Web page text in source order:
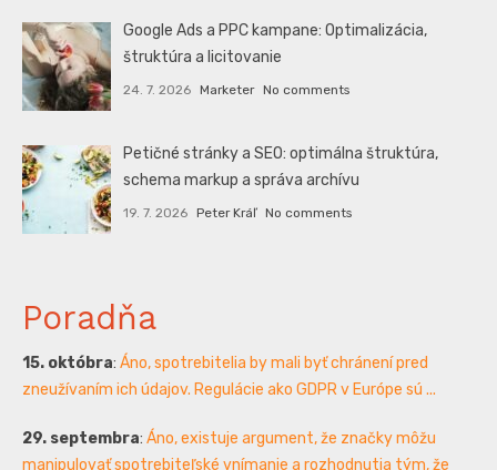
Google Ads a PPC kampane: Optimalizácia,
štruktúra a licitovanie
24. 7. 2026 Marketer No comments
Petičné stránky a SEO: optimálna štruktúra,
schema markup a správa archívu
19. 7. 2026 Peter Kráľ No comments
Poradňa
15. októbra: Áno, spotrebitelia by mali byť chránení pred
zneužívaním ich údajov. Regulácie ako GDPR v Európe sú ...
29. septembra: Áno, existuje argument, že značky môžu
manipulovať spotrebiteľské vnímanie a rozhodnutia tým, že